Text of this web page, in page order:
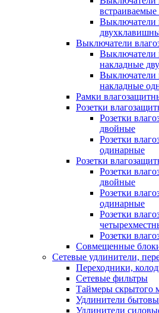
Выключатели
Выключатели
Выключатели
накладные
Выключатели
накладные
Рамки
Розетки
Розетки
двойные
Розетки
одинарные
Розетки
Розетки
двойные
Розетки
одинарные
Розетки
Розетки
Совмещенные
Сетевые удлинители,
Переходники,
Сетевые фильтры
Таймеры скрытого
Удлинители
Удлинители